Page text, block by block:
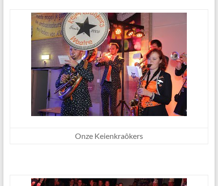
Onze Keienkraôkers